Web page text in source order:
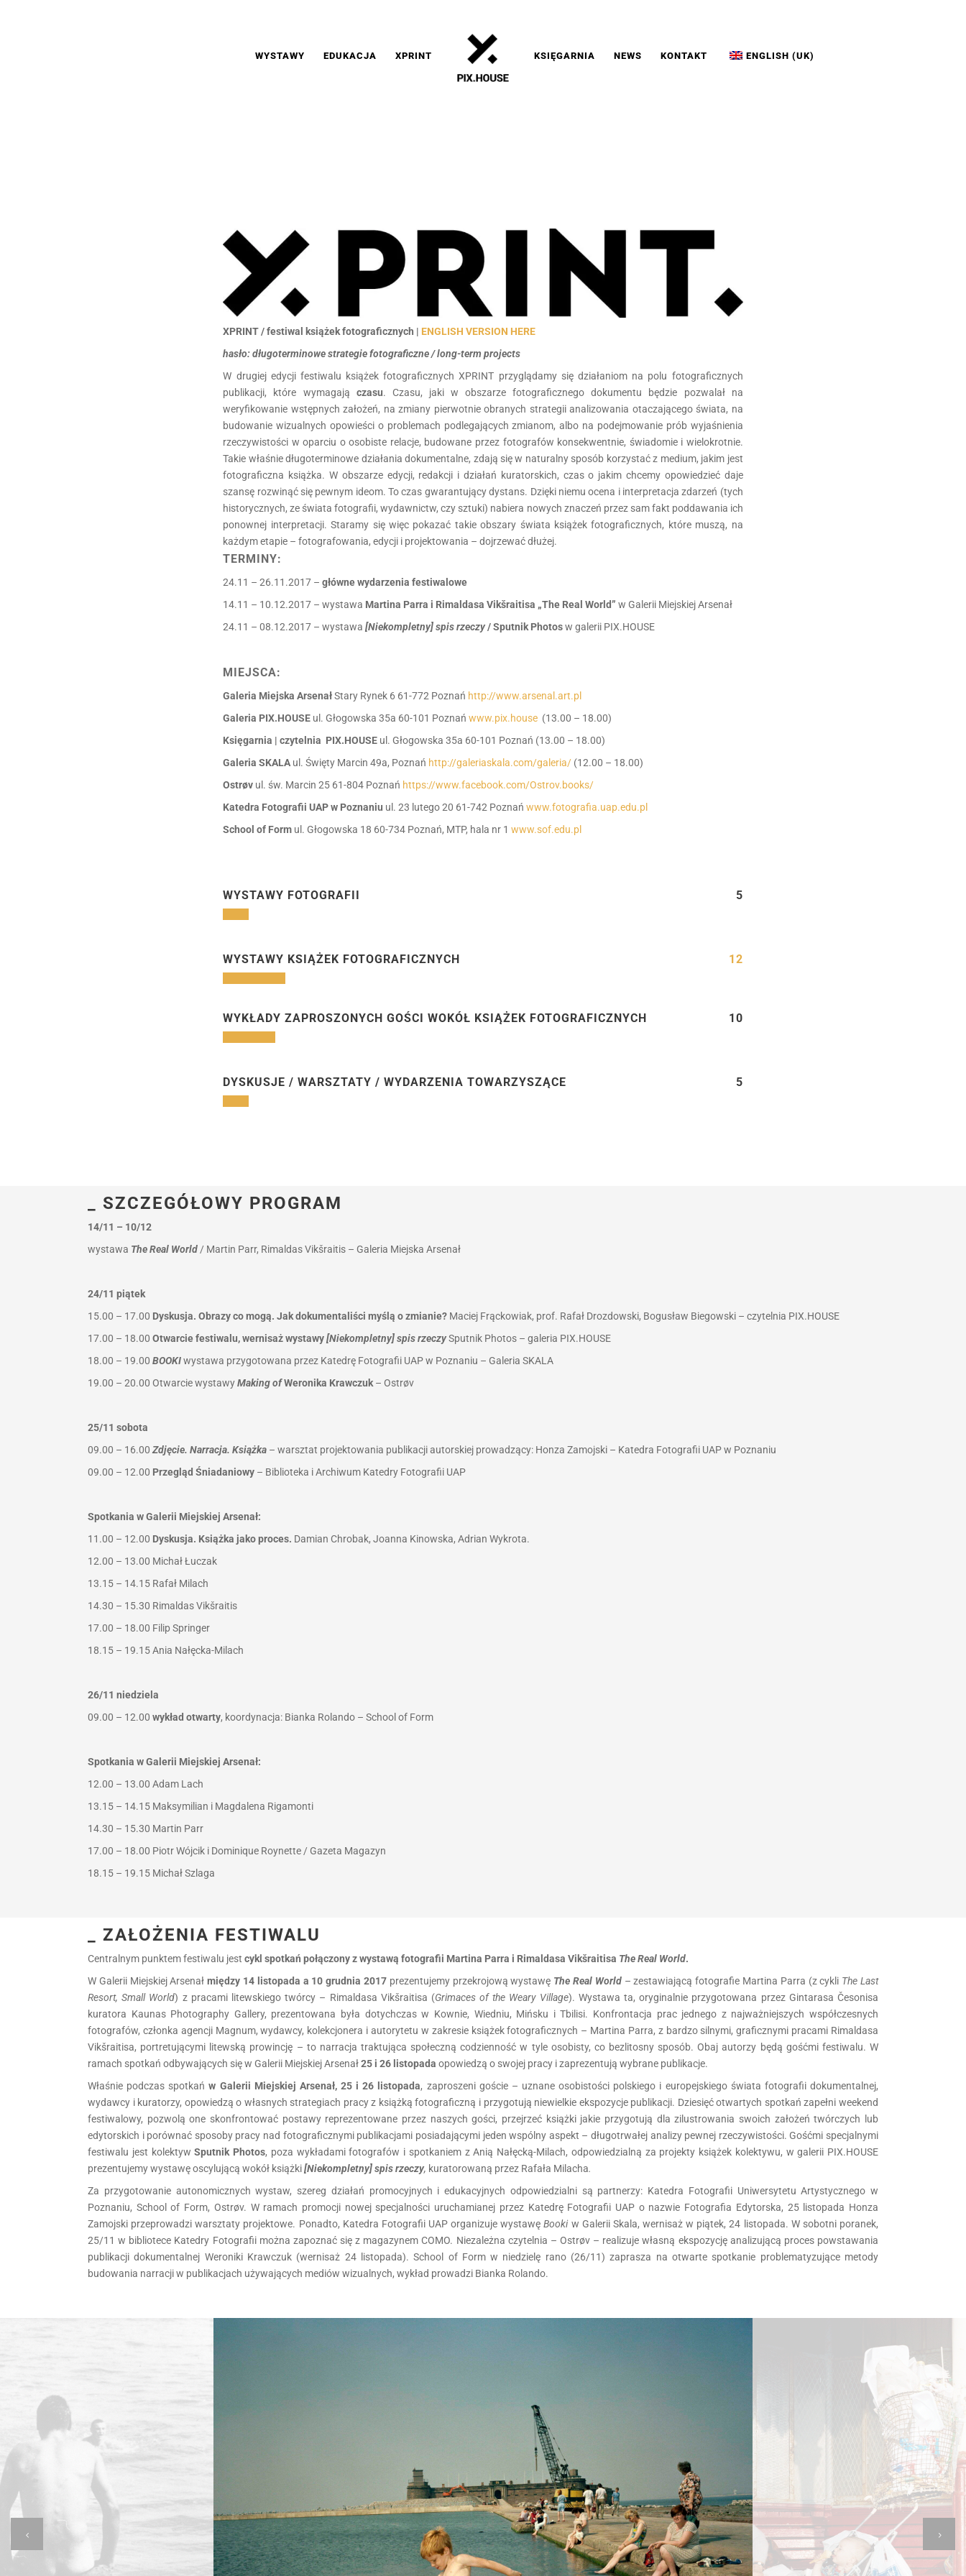
WYSTAWY EDUKACJA XPRINT KSIĘGARNIA NEWS KONTAKT ENGLISH (UK)
XPRINT / festiwal książek fotograficznych | ENGLISH VERSION HERE
hasło: długoterminowe strategie fotograficzne / long-term projects
W drugiej edycji festiwalu książek fotograficznych XPRINT przyglądamy się działaniom na polu fotograficznych
publikacji, które wymagają czasu. Czasu, jaki w obszarze fotograficznego dokumentu będzie pozwalał na
weryfikowanie wstępnych założeń, na zmiany pierwotnie obranych strategii analizowania otaczającego świata, na
budowanie wizualnych opowieści o problemach podlegających zmianom, albo na podejmowanie prób wyjaśnienia
rzeczywistości w oparciu o osobiste relacje, budowane przez fotografów konsekwentnie, świadomie i wielokrotnie.
Takie właśnie długoterminowe działania dokumentalne, zdają się w naturalny sposób korzystać z medium, jakim jest
fotograficzna książka. W obszarze edycji, redakcji i działań kuratorskich, czas o jakim chcemy opowiedzieć daje
szansę rozwinąć się pewnym ideom. To czas gwarantujący dystans. Dzięki niemu ocena i interpretacja zdarzeń (tych
historycznych, ze świata fotografii, wydawnictw, czy sztuki) nabiera nowych znaczeń przez sam fakt poddawania ich
ponownej interpretacji. Staramy się więc pokazać takie obszary świata książek fotograficznych, które muszą, na
każdym etapie – fotografowania, edycji i projektowania – dojrzewać dłużej.
TERMINY:
24.11 – 26.11.2017 – główne wydarzenia festiwalowe
14.11 – 10.12.2017 – wystawa Martina Parra i Rimaldasa Vikšraitisa „The Real World” w Galerii Miejskiej Arsenał
24.11 – 08.12.2017 – wystawa[Niekompletny] spis rzeczy/ Sputnik Photosw galerii PIX.HOUSE
MIEJSCA:
Galeria Miejska ArsenałStary Rynek 6 61-772 Poznań http://www.arsenal.art.pl
Galeria PIX.HOUSE ul. Głogowska 35a 60-101 Poznańwww.pix.house (13.00 – 18.00)
Księgarnia | czytelnia PIX.HOUSE ul. Głogowska 35a 60-101 Poznań (13.00 – 18.00)
Galeria SKALAul. Święty Marcin 49a, Poznań http://galeriaskala.com/galeria/ (12.00 – 18.00)
Ostrøv ul. św. Marcin 25 61-804 Poznań https://www.facebook.com/Ostrov.books/
Katedra Fotografii UAP w Poznaniu ul. 23 lutego 20 61-742 Poznańwww.fotografia.uap.edu.pl
School of Form ul. Głogowska 18 60-734 Poznań, MTP, hala nr 1www.sof.edu.pl
WYSTAWY FOTOGRAFII 5
WYSTAWY KSIĄŻEK FOTOGRAFICZNYCH 12
WYKŁADY ZAPROSZONYCH GOŚCI WOKÓŁ KSIĄŻEK FOTOGRAFICZNYCH 10
DYSKUSJE / WARSZTATY / WYDARZENIA TOWARZYSZĄCE 5
_ SZCZEGÓŁOWY PROGRAM
14/11 – 10/12
wystawa The Real World/ Martin Parr, Rimaldas Vikšraitis – Galeria Miejska Arsenał
24/11 piątek
15.00 – 17.00 Dyskusja. Obrazy co mogą. Jak dokumentaliści myślą o zmianie? Maciej Frąckowiak, prof. Rafał Drozdowski, Bogusław Biegowski – czytelnia PIX.HOUSE
17.00 – 18.00 Otwarcie festiwalu, wernisaż wystawy[Niekompletny] spis rzeczySputnik Photos – galeria PIX.HOUSE
18.00 – 19.00 BOOKIwystawa przygotowana przez Katedrę Fotografii UAP w Poznaniu – Galeria SKALA
19.00 – 20.00 Otwarcie wystawyMaking ofWeronika Krawczuk– Ostrøv
25/11 sobota
09.00 – 16.00 Zdjęcie. Narracja. Książka – warsztat projektowania publikacji autorskiej prowadzący: Honza Zamojski – Katedra Fotografii UAP w Poznaniu
09.00 – 12.00 Przegląd Śniadaniowy – Biblioteka i Archiwum Katedry Fotografii UAP
Spotkania w Galerii Miejskiej Arsenał:
11.00 – 12.00 Dyskusja. Książka jako proces. Damian Chrobak, Joanna Kinowska, Adrian Wykrota.
12.00 – 13.00 Michał Łuczak
13.15 – 14.15 Rafał Milach
14.30 – 15.30 Rimaldas Vikšraitis
17.00 – 18.00 Filip Springer
18.15 – 19.15Ania Nałęcka-Milach
26/11 niedziela
09.00 – 12.00 wykład otwarty, koordynacja: Bianka Rolando – School of Form
Spotkania w Galerii Miejskiej Arsenał:
12.00 – 13.00 Adam Lach
13.15 – 14.15 Maksymilian i Magdalena Rigamonti
14.30 – 15.30 Martin Parr
17.00 – 18.00 Piotr Wójcik i Dominique Roynette / Gazeta Magazyn
18.15 – 19.15 Michał Szlaga
_ ZAŁOŻENIA FESTIWALU
Centralnym punktem festiwalu jest cykl spotkań połączony z wystawą fotografii Martina Parra i Rimaldasa Vikšraitisa The Real World.
W Galerii Miejskiej Arsenałmiędzy 14 listopada a 10 grudnia 2017 prezentujemy przekrojową wystawę The Real World– zestawiającą fotografie Martina Parra (z cykli The Last
Resort, Small World) z pracami litewskiego twórcy – Rimaldasa Vikšraitisa (Grimaces of the Weary Village). Wystawa ta, oryginalnie przygotowana przez Gintarasa Česonisa
kuratora Kaunas Photography Gallery, prezentowana była dotychczas w Kownie, Wiedniu, Mińsku i Tbilisi. Konfrontacja prac jednego z najważniejszych współczesnych
fotografów, członka agencji Magnum, wydawcy, kolekcjonera i autorytetu w zakresie książek fotograficznych – Martina Parra, z bardzo silnymi, graficznymi pracami Rimaldasa
Vikšraitisa, portretującymi litewską prowincję – to narracja traktująca społeczną codzienność w tyle osobisty, co bezlitosny sposób. Obaj autorzy będą gośćmi festiwalu. W
ramach spotkań odbywających się w Galerii Miejskiej Arsenał25 i 26 listopada opowiedzą o swojej pracy i zaprezentują wybrane publikacje.
Właśnie podczas spotkań w Galerii Miejskiej Arsenał, 25 i 26 listopada, zaproszeni goście – uznane osobistości polskiego i europejskiego świata fotografii dokumentalnej,
wydawcy i kuratorzy, opowiedzą o własnych strategiach pracy z książką fotograficzną i przygotują niewielkie ekspozycje publikacji. Dziesięć otwartych spotkań zapełni weekend
festiwalowy, pozwolą one skonfrontować postawy reprezentowane przez naszych gości, przejrzeć książki jakie przygotują dla zilustrowania swoich założeń twórczych lub
edytorskich i porównać sposoby pracy nad fotograficznymi publikacjami posiadającymi jeden wspólny aspekt – długotrwałej analizy pewnej rzeczywistości. Gośćmi specjalnymi
festiwalu jest kolektywSputnik Photos, poza wykładami fotografów i spotkaniem z Anią Nałęcką-Milach, odpowiedzialną za projekty książek kolektywu, w galerii PIX.HOUSE
prezentujemy wystawę oscylującą wokół książki[Niekompletny] spis rzeczy, kuratorowaną przez Rafała Milacha.
Za przygotowanie autonomicznych wystaw, szereg działań promocyjnych i edukacyjnych odpowiedzialni są partnerzy: Katedra Fotografii Uniwersytetu Artystycznego w
Poznaniu, School of Form, Ostrøv. W ramach promocji nowej specjalności uruchamianej przez Katedrę Fotografii UAP o nazwie Fotografia Edytorska, 25 listopada Honza
Zamojski przeprowadzi warsztaty projektowe. Ponadto, Katedra Fotografii UAP organizuje wystawęBookiw Galerii Skala, wernisaż w piątek, 24 listopada. W sobotni poranek,
25/11 w bibliotece Katedry Fotografii można zapoznać się z magazynem COMO. Niezależna czytelnia – Ostrøv – realizuje własną ekspozycję analizującą proces powstawania
publikacji dokumentalnej Weroniki Krawczuk (wernisaż 24 listopada). School of Form w niedzielę rano (26/11) zaprasza na otwarte spotkanie problematyzujące metody
budowania narracji w publikacjach używających mediów wizualnych, wykład prowadzi Bianka Rolando.